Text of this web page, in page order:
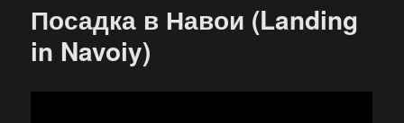
Посадка в Навои (Landing
in Navoiy)